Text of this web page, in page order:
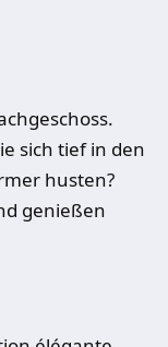
sich tief in den
husten?
genießen